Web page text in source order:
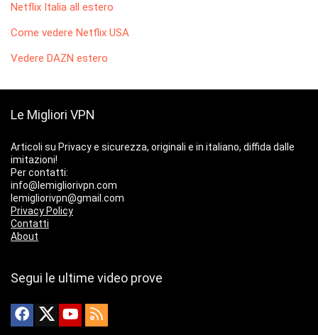
Netflix Italia all estero
Come vedere Netflix USA
Vedere DAZN estero
Le Migliori VPN
Articoli su Privacy e sicurezza, originali e in italiano, diffida dalle
imitazioni!
Per contatti:
info@lemigliorivpn.com
lemigliorivpn@gmail.com
Privacy Policy
Contatti
About
Segui le ultime video prove